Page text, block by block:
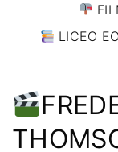
W)
LICEO
ONLINE
FILM